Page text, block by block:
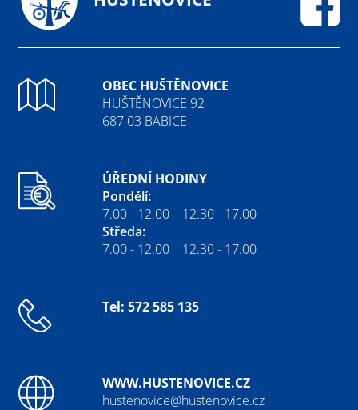
OBEC HUŠTĚNOVICE
HUŠTĚNOVICE 92
687 03 BABICE
ÚŘEDNÍ HODINY
Pondělí:
7.00 - 12.00 12.30 - 17.00
Středa:
7.00 - 12.00 12.30 - 17.00
Tel: 572 585 135
WWW.HUSTENOVICE.CZ
hustenovice@hustenovice.cz